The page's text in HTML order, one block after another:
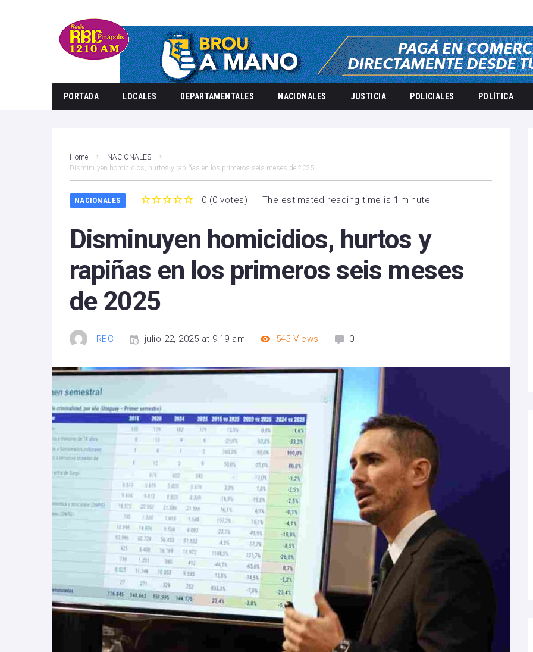
PORTADA LOCALES DEPARTAMENTALES NACIONALES JUSTICIA POLICIALES POLÍTICA
Home
NACIONALES
Disminuyen homicidios, hurtos y rapiñas en los primeros seis meses de 2025
NACIONALES 0 (0 votes) The estimated reading time is 1 minute
Disminuyen homicidios, hurtos y
rapiñas en los primeros seis meses
de 2025
RBC julio 22, 2025 at 9:19 am 545 Views 0